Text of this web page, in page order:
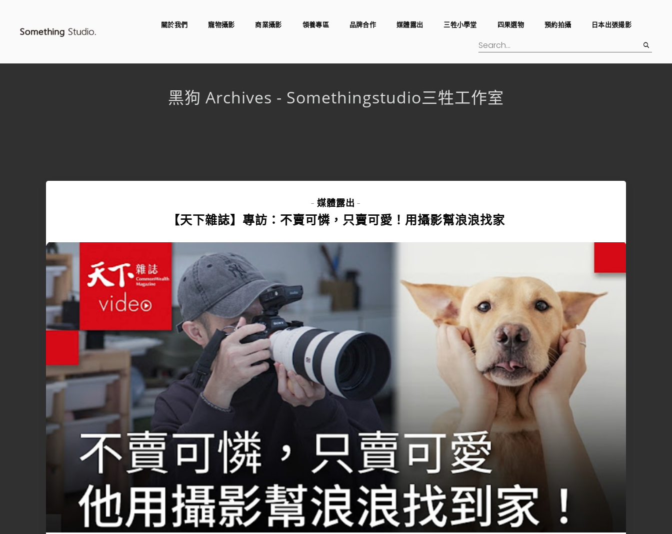
關於我們 寵物攝影 商業攝影 領養專區 品牌合作 媒體露出 三牲小學堂 四果選物 預約拍攝 日本出張撮影
黑狗 Archives - Somethingstudio三牲工作室
- 媒體露出 -
【天下雜誌】專訪：不賣可憐，只賣可愛！用攝影幫浪浪找家